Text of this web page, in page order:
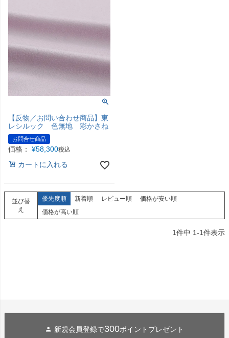
【反物／お問い合わせ商品】東
レシルック 色無地 彩かさね
お問合せ商品
価格： ¥58,300税込
カートに入れる
並び替
え
優先度順 新着順 レビュー順
価格が安い順
価格が高い順
1件中 1-1件表示
新規会員登録で300ポイントプレゼント